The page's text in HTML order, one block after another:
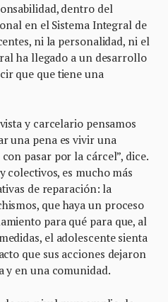
dentro del
en el Sistema Integral de
ni la personalidad, ni el
ha llegado a un desarrollo
que que tiene una
y carcelario pensamos
una pena es vivir una
pasar por la cárcel”, dice.
colectivos, es mucho más
de reparación: la
que haya un proceso
para qué para que, al
el adolescente sienta
que sus acciones dejaron
y en una comunidad.